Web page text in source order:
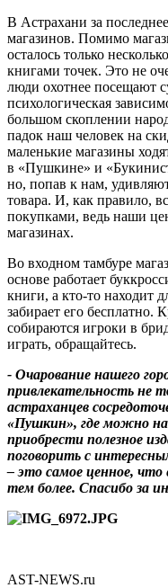
В Астрахани за
магазинов. Помимо
осталось только
книгами точек. Это не
люди охотнее посещают
психологическая
большом скоплении
падок наш человек на
маленькие магазины
в «Пушкине» и
но, попав к нам,
товара. И, как правило,
покупками, ведь наши
магазинах.
Во входном тамбуре
основе работает
книги, а кто-то находит
забирает его бесплатно.
собираются игроки в
играть, обращайтесь.
- Очарование нашего
привлекательность не
астраханцев
«Пушкин», где можно
приобрести полезное
поговорить с
– это самое ценное, что
тем более. Спасибо за
AST-NEWS.ru